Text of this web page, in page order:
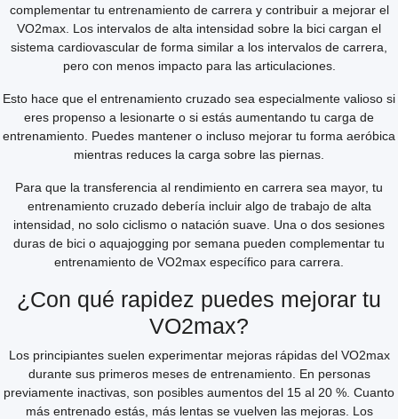
complementar tu entrenamiento de carrera y contribuir a mejorar el
VO2max. Los intervalos de alta intensidad sobre la bici cargan el
sistema cardiovascular de forma similar a los intervalos de carrera,
pero con menos impacto para las articulaciones.
Esto hace que el entrenamiento cruzado sea especialmente valioso si
eres propenso a lesionarte o si estás aumentando tu carga de
entrenamiento. Puedes mantener o incluso mejorar tu forma aeróbica
mientras reduces la carga sobre las piernas.
Para que la transferencia al rendimiento en carrera sea mayor, tu
entrenamiento cruzado debería incluir algo de trabajo de alta
intensidad, no solo ciclismo o natación suave. Una o dos sesiones
duras de bici o aquajogging por semana pueden complementar tu
entrenamiento de VO2max específico para carrera.
¿Con qué rapidez puedes mejorar tu
VO2max?
Los principiantes suelen experimentar mejoras rápidas del VO2max
durante sus primeros meses de entrenamiento. En personas
previamente inactivas, son posibles aumentos del 15 al 20 %. Cuanto
más entrenado estás, más lentas se vuelven las mejoras. Los